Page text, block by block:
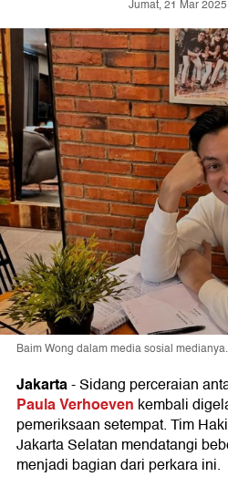
Jumat, 21 Mar
Baim Wong dalam media sosial
Jakarta-Sidang perceraian
Paula Verhoeven kembali
pemeriksaan setempat. Tim
Jakarta Selatan mendatangi
menjadi bagian dari perkara ini.